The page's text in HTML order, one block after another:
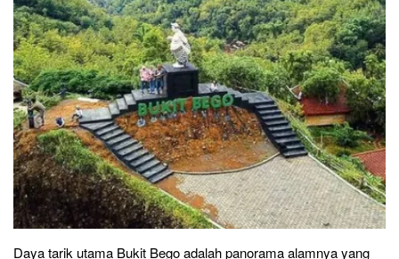
Daya tarik utama Bukit Bego adalah panorama alamnya yang